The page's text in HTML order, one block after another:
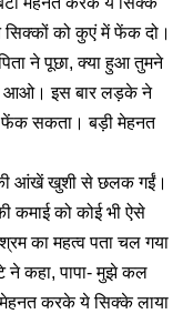
सिक्कों को कुएं में फेंक दो।
ने पूछा, क्या हुआ तुमने
आओ। इस बार लड़के ने
फेंक सकता। बड़ी मेहनत
आंखें खुशी से छलक गईं।
कमाई को कोई भी ऐसे
का महत्व पता चल गया
ने कहा, पापा- मुझे कल
करके ये सिक्के लाया